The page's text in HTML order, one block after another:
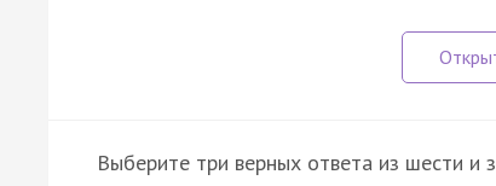
Выберите три верных ответа из шести